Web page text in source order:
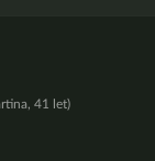
41 let)